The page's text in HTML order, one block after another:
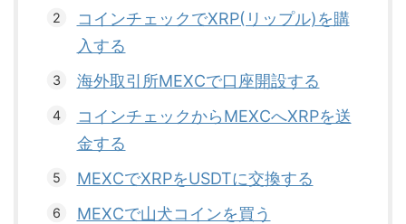
コインチェックでXRP(リップル)を購
入する
海外取引所MEXCで口座開設する
コインチェックからMEXCへXRPを送
金する
MEXCでXRPをUSDTに交換する
MEXCで山犬コインを買う